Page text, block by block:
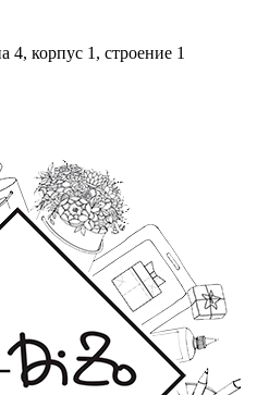
корпус 1, строение 1